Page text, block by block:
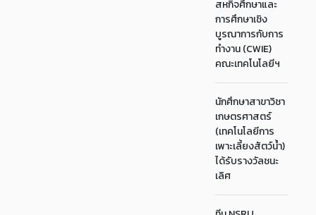
สหกิจศึกษาและ
การศึกษาเชิง
บูรณาการกับการ
ทำงาน (CWIE)
คณะเทคโนโลยีฯ
นักศึกษาสาขาวิชา
เกษตรศาสตร์
(เทคโนโลยีการ
เพาะเลี้ยงสัตว์น้ำ)
ได้รับรางวัลชนะ
เลิศ